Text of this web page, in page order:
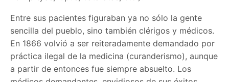
Entre sus pacientes figuraban ya no sólo la gente
sencilla del pueblo, sino también clérigos y médicos.
En 1866 volvió a ser reiteradamente demandado por
práctica ilegal de la medicina (curanderismo), aunque
a partir de entonces fue siempre absuelto. Los